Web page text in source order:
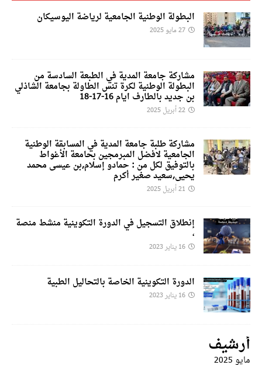
البطولة الوطنية الجامعية لرياضة اليوسيكان
27 مايو 2025
مشاركة جامعة المدية في الطبعة السادسة من
البطولة الوطنية لكرة تنس الطاولة بجامعة الشاذلي
بن جديد بالطارف ايام 16-17-18
22 أبريل 2025
مشاركة طلبة جامعة المدية في المسابقة الوطنية
الجامعية لافضل المبرمجين بحامعة الأغواط
بالتوفيق لكل من : حمادو إسلام,بن عيسى محمد
يحيى,سعيد صغير أكرم
21 أبريل 2025
إنطلاق التسجيل في الدورة التكوينية منشط منصة
،
16 يناير 2023
الدورة التكوينية الخاصة بالتحاليل الطبية
16 يناير 2023
أرشيف
مايو 2025